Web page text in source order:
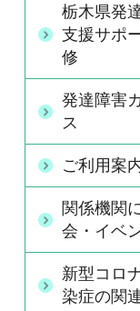
栃木県発
支援サポ
修
発達障害
ス
ご利用案
関係機関
会・イベ
新型コロ
染症の関